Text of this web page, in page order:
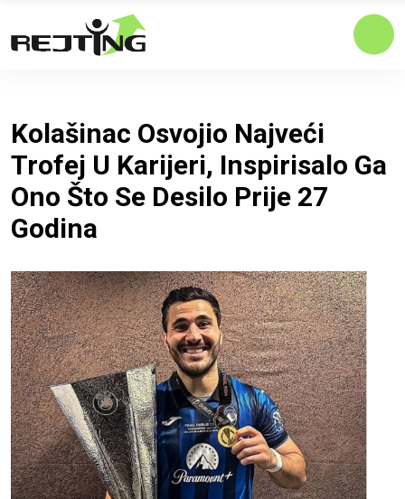
Kolašinac Osvojio Najveći
Trofej U Karijeri, Inspirisalo Ga
Ono Što Se Desilo Prije 27
Godina